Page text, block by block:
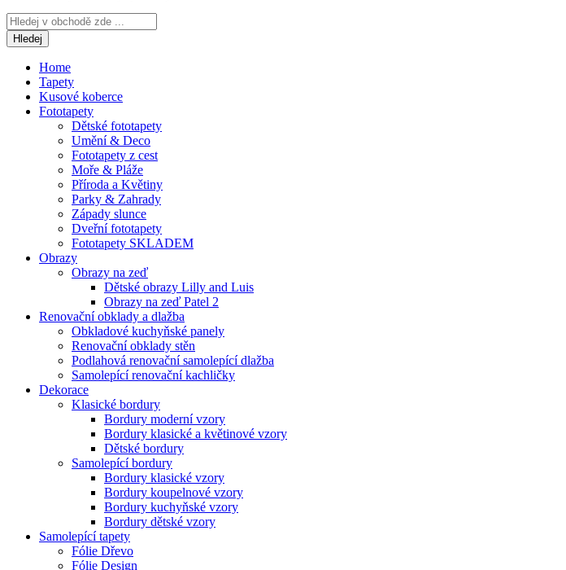
Hledej
Home
Tapety
Kusové koberce
Fototapety
Dětské fototapety
Umění & Deco
Fototapety z cest
Moře & Pláže
Příroda a Květiny
Parky & Zahrady
Západy slunce
Dveřní fototapety
Fototapety SKLADEM
Obrazy
Obrazy na zeď
Dětské obrazy Lilly and Luis
Obrazy na zeď Patel 2
Renovační obklady a dlažba
Obkladové kuchyňské panely
Renovační obklady stěn
Podlahová renovační samolepící dlažba
Samolepící renovační kachličky
Dekorace
Klasické bordury
Bordury moderní vzory
Bordury klasické a květinové vzory
Dětské bordury
Samolepící bordury
Bordury klasické vzory
Bordury koupelnové vzory
Bordury kuchyňské vzory
Bordury dětské vzory
Samolepící tapety
Fólie Dřevo
Fólie Design